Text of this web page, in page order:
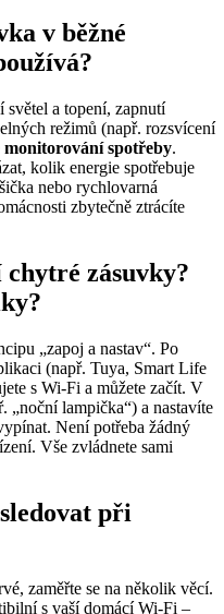
v běžné
světel a topení, zapnutí
režimů (např. rozsvícení
monitorování spotřeby.
kolik energie spotřebuje
nebo rychlovarná
zbytečně ztrácíte
chytré zásuvky?
„zapoj a nastav“. Po
(např. Tuya, Smart Life
s Wi-Fi a můžete začít. V
„noční lampička“) a nastavíte
Není potřeba žádný
Vše zvládnete sami
při
zaměřte se na několik věcí.
s vaší domácí Wi-Fi –